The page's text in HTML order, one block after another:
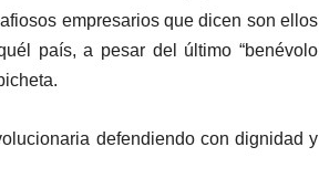
empresarios que dicen son ellos
país, a pesar del último “benévolo
defendiendo con dignidad y